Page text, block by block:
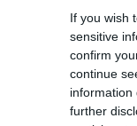
If you wish
sensitive
confirm
continue
information
further